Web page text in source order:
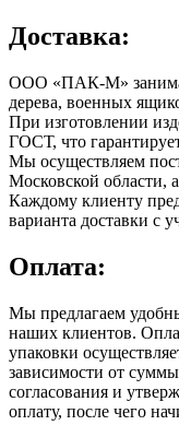
Доставка:
ООО «ПАК-М»
дерева, военных
При изготовлении
ГОСТ, что
Мы осуществляем
Московской области,
Каждому клиенту
варианта доставки с
Оплата:
Мы предлагаем
наших клиентов.
упаковки
зависимости от
согласования и
оплату, после чего